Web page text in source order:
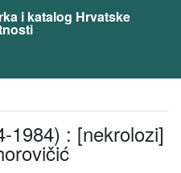
i katalog Hrvatske
1984) : [nekrolozi]